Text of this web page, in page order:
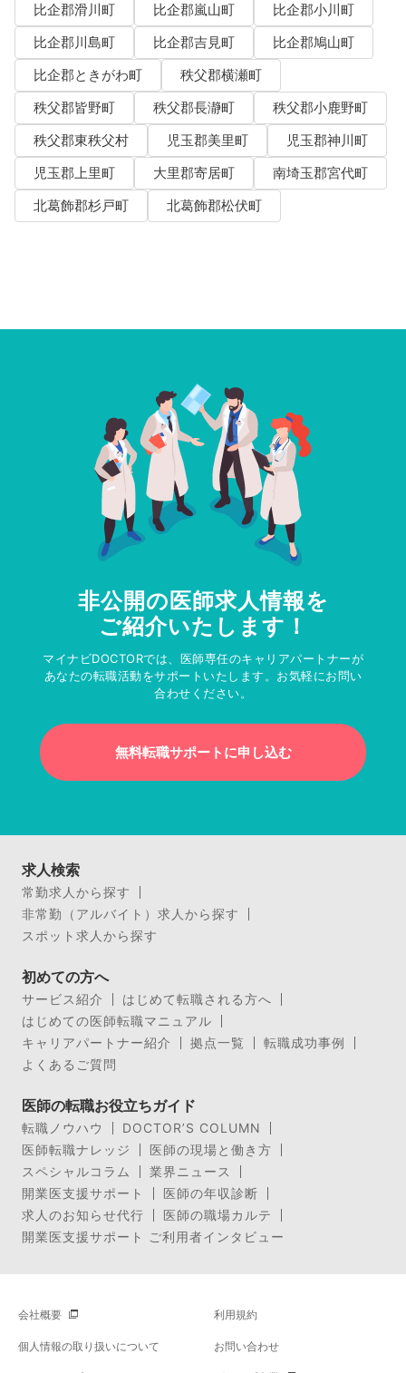
比企郡滑川町
比企郡嵐山町
比企郡小川町
比企郡川島町
比企郡吉見町
比企郡鳩山町
比企郡ときがわ町
秩父郡横瀬町
秩父郡皆野町
秩父郡長瀞町
秩父郡小鹿野町
秩父郡東秩父村
児玉郡美里町
児玉郡神川町
児玉郡上里町
大里郡寄居町
南埼玉郡宮代町
北葛飾郡杉戸町
北葛飾郡松伏町
非公開の医師求人情報を
ご紹介いたします！
マイナビDOCTORでは、医師専任のキャリアパートナーが
あなたの転職活動をサポートいたします。お気軽にお問い
合わせください。
無料転職サポートに申し込む
求人検索
常勤求人から探す
非常勤（アルバイト）求人から探す
スポット求人から探す
初めての方へ
サービス紹介
はじめて転職される方へ
はじめての医師転職マニュアル
キャリアパートナー紹介
拠点一覧
転職成功事例
よくあるご質問
医師の転職お役立ちガイド
転職ノウハウ
DOCTOR’S COLUMN
医師転職ナレッジ
医師の現場と働き方
スペシャルコラム
業界ニュース
開業医支援サポート
医師の年収診断
求人のお知らせ代行
医師の職場カルテ
開業医支援サポート ご利用者インタビュー
会社概要 利用規約
個人情報の取り扱いについて お問い合わせ